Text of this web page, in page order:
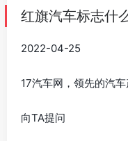
红旗汽车标志什
2022-04-25
17汽车网，领先的汽
向TA提问